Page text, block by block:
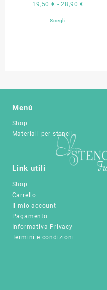
pagina
del
prodotto
19,50€ - 28,90€
di
prezzo:
ScegliQuesto
nella
pagina
del
prodotto
Menù
Shop
Materiali per stencil
Link utili
Shop
Carrello
Il mio account
Pagamento
Informativa Privacy
Termini e condizioni